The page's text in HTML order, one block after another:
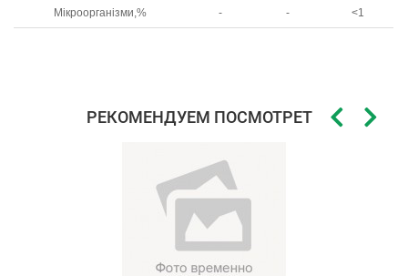
Мікроорганізми,% - - <1
РЕКОМЕНДУЕМ ПОСМОТРЕТЬ